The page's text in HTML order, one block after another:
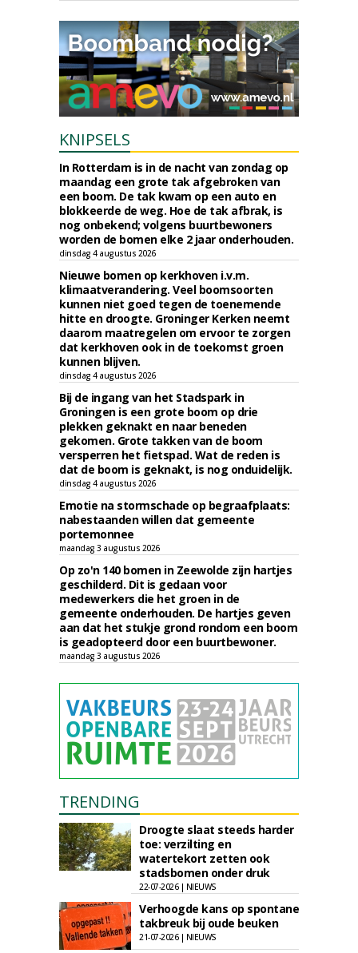
KNIPSELS
In Rotterdam is in de nacht van zondag op
maandag een grote tak afgebroken van
een boom. De tak kwam op een auto en
blokkeerde de weg. Hoe de tak afbrak, is
nog onbekend; volgens buurtbewoners
worden de bomen elke 2 jaar onderhouden.
dinsdag 4 augustus 2026
Nieuwe bomen op kerkhoven i.v.m.
klimaatverandering. Veel boomsoorten
kunnen niet goed tegen de toenemende
hitte en droogte. Groninger Kerken neemt
daarom maatregelen om ervoor te zorgen
dat kerkhoven ook in de toekomst groen
kunnen blijven.
dinsdag 4 augustus 2026
Bij de ingang van het Stadspark in
Groningen is een grote boom op drie
plekken geknakt en naar beneden
gekomen. Grote takken van de boom
versperren het fietspad. Wat de reden is
dat de boom is geknakt, is nog onduidelijk.
dinsdag 4 augustus 2026
Emotie na stormschade op begraafplaats:
nabestaanden willen dat gemeente
portemonnee
maandag 3 augustus 2026
Op zo'n 140 bomen in Zeewolde zijn hartjes
geschilderd. Dit is gedaan voor
medewerkers die het groen in de
gemeente onderhouden. De hartjes geven
aan dat het stukje grond rondom een boom
is geadopteerd door een buurtbewoner.
maandag 3 augustus 2026
TRENDING
Droogte slaat steeds harder
toe: verzilting en
watertekort zetten ook
stadsbomen onder druk
22-07-2026 | NIEUWS
Verhoogde kans op spontane
takbreuk bij oude beuken
21-07-2026 | NIEUWS